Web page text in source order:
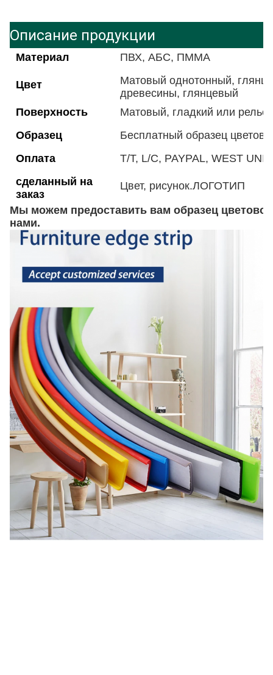
Описание продукции
Материал ПВХ, АБС, ПММА
Цвет
Матовый однотонный,
древесины, глянцевый
Поверхность
Матовый, гладкий или
Образец
Бесплатный образец
Оплата
T/T, L/C, PAYPAL, WEST
сделанный на
заказ
Цвет, рисунок.ЛОГОТИП
Мы можем предоставить вам образец
нами.